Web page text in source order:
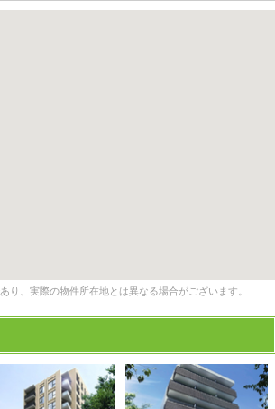
、実際の物件所在地とは異なる場合がございます。